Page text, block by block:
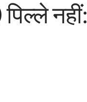
नहीं: